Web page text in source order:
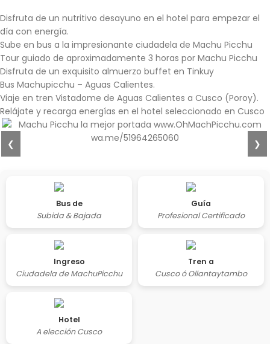
Disfruta de un nutritivo desayuno en el hotel para empezar el
día con energía.
Sube en bus a la impresionante ciudadela de Machu Picchu
Tour guiado de aproximadamente 3 horas por Machu Picchu
Disfruta de un exquisito almuerzo buffet en Tinkuy
Bus Machupicchu – Aguas Calientes.
Viaje en tren Vistadome de Aguas Calientes a Cusco (Poroy).
Relájate y recarga energías en el hotel seleccionado en Cusco
❮ ❯
Bus de
Subida & Bajada
Guía
Profesional Certificado
Ingreso
Ciudadela de MachuPicchu
Tren a
Cusco ó Ollantaytambo
Hotel
A elección Cusco